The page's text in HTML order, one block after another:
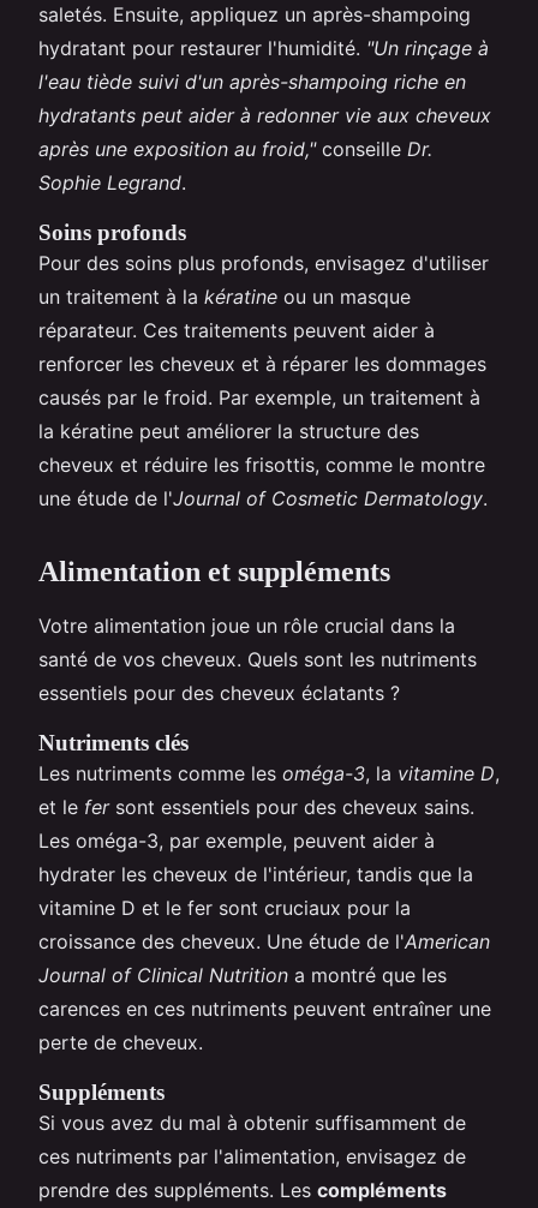
saletés. Ensuite, appliquez un après-shampoing
hydratant pour restaurer l'humidité. "Un rinçage à
l'eau tiède suivi d'un après-shampoing riche en
hydratants peut aider à redonner vie aux cheveux
après une exposition au froid,"conseille Dr.
Sophie Legrand.
Soins profonds
Pour des soins plus profonds, envisagez d'utiliser
un traitement à la kératine ou un masque
réparateur. Ces traitements peuvent aider à
renforcer les cheveux et à réparer les dommages
causés par le froid. Par exemple, un traitement à
la kératine peut améliorer la structure des
cheveux et réduire les frisottis, comme le montre
une étude de l'Journal of Cosmetic Dermatology.
Alimentation et suppléments
Votre alimentation joue un rôle crucial dans la
santé de vos cheveux. Quels sont les nutriments
essentiels pour des cheveux éclatants ?
Nutriments clés
Les nutriments comme les oméga-3, la vitamine D,
et le fersont essentiels pour des cheveux sains.
Les oméga-3, par exemple, peuvent aider à
hydrater les cheveux de l'intérieur, tandis que la
vitamine D et le fer sont cruciaux pour la
croissance des cheveux. Une étude de l'American
Journal of Clinical Nutrition a montré que les
carences en ces nutriments peuvent entraîner une
perte de cheveux.
Suppléments
Si vous avez du mal à obtenir suffisamment de
ces nutriments par l'alimentation, envisagez de
prendre des suppléments. Les compléments